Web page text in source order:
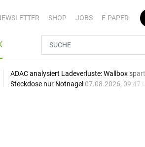
SHOP JOBS E-PAPER
ADAC analysiert Ladeverluste: Wallbox spart
Steckdose nur Notnagel 07.08.2026, 09:47